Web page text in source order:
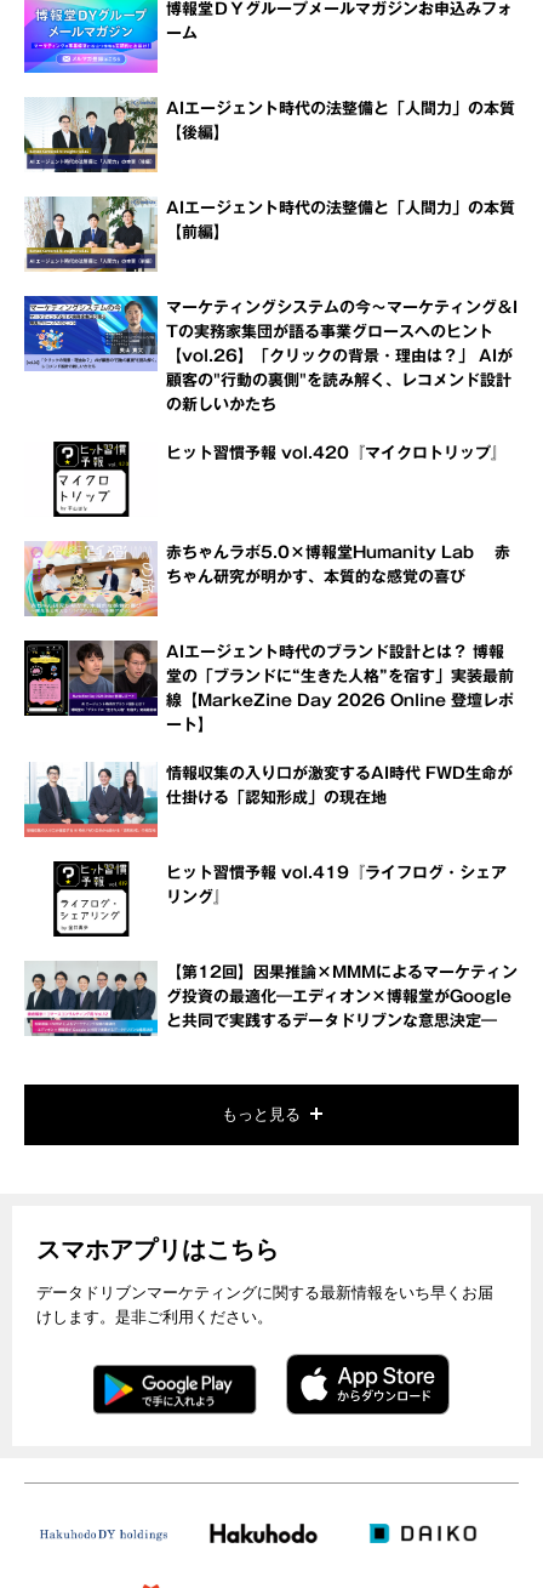
博報堂ＤＹグループメールマガジンお申込みフォ
ーム
AIエージェント時代の法整備と「人間力」の本質
【後編】
AIエージェント時代の法整備と「人間力」の本質
【前編】
マーケティングシステムの今～マーケティング＆I
Tの実務家集団が語る事業グロースへのヒント
【vol.26】「クリックの背景・理由は？」 AIが
顧客の"行動の裏側"を読み解く、レコメンド設計
の新しいかたち
ヒット習慣予報 vol.420『マイクロトリップ』
赤ちゃんラボ5.0×博報堂Humanity Lab 赤
ちゃん研究が明かす、本質的な感覚の喜び
AIエージェント時代のブランド設計とは？ 博報
堂の「ブランドに“生きた人格”を宿す」実装最前
線【MarkeZine Day 2026 Online 登壇レポ
ート】
情報収集の入り口が激変するAI時代 FWD生命が
仕掛ける「認知形成」の現在地
ヒット習慣予報 vol.419『ライフログ・シェア
リング』
【第12回】因果推論×MMMによるマーケティン
グ投資の最適化―エディオン×博報堂がGoogle
と共同で実践するデータドリブンな意思決定―
もっと見る
スマホアプリはこちら
データドリブンマーケティングに関する最新情報をいち早くお届
けします。是非ご利用ください。